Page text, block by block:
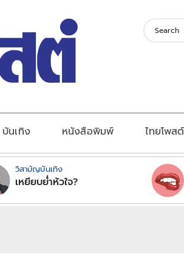
บันเทิง หนังสือพิมพ์ ไทยโพส
วิสามัญบันเทิง
เหยียบย่ำหัวใจ?